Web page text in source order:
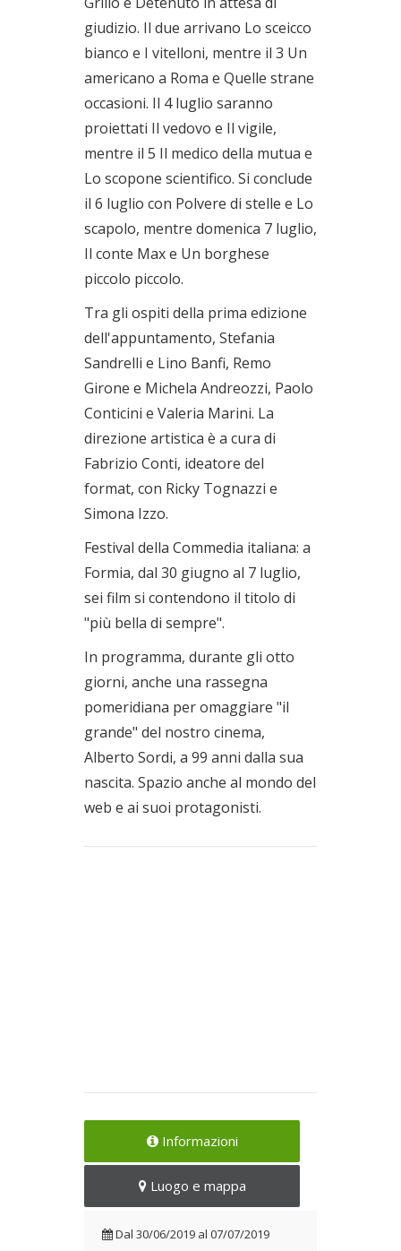
giudizio. Il due arrivano Lo sceicco
bianco e I vitelloni, mentre il 3 Un
americano a Roma e Quelle strane
occasioni. Il 4 luglio saranno
proiettati Il vedovo e Il vigile,
mentre il 5 Il medico della mutua e
Lo scopone scientifico. Si conclude
il 6 luglio con Polvere di stelle e Lo
scapolo, mentre domenica 7 luglio,
Il conte Max e Un borghese
piccolo piccolo.
Tra gli ospiti della prima edizione
dell'appuntamento, Stefania
Sandrelli e Lino Banfi, Remo
Girone e Michela Andreozzi, Paolo
Conticini e Valeria Marini. La
direzione artistica è a cura di
Fabrizio Conti, ideatore del
format, con Ricky Tognazzi e
Simona Izzo.
Festival della Commedia italiana: a
Formia, dal 30 giugno al 7 luglio,
sei film si contendono il titolo di
"più bella di sempre".
In programma, durante gli otto
giorni, anche una rassegna
pomeridiana per omaggiare "il
grande" del nostro cinema,
Alberto Sordi, a 99 anni dalla sua
nascita. Spazio anche al mondo del
web e ai suoi protagonisti.
Informazioni
Luogo e mappa
Dal 30/06/2019 al 07/07/2019